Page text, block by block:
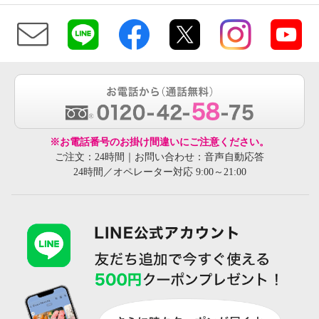
※お電話番号のお掛け間違いにご注意ください。
ご注文：24時間｜お問い合わせ：音声自動応答
24時間／オペレーター対応 9:00～21:00